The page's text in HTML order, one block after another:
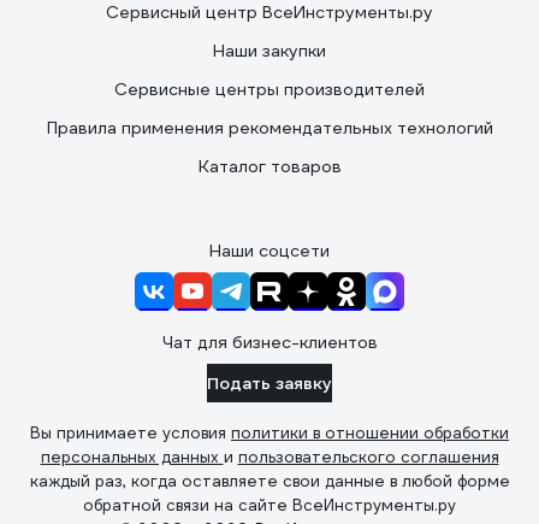
Сервисный центр ВсеИнструменты.ру
Наши закупки
Сервисные центры производителей
Правила применения рекомендательных технологий
Каталог товаров
Наши соцсети
Чат для бизнес-клиентов
Подать заявку
Вы принимаете условия политики в отношении обработки
персональных данных и пользовательского соглашения
каждый раз, когда оставляете свои данные в любой форме
обратной связи на сайте ВсеИнструменты.ру